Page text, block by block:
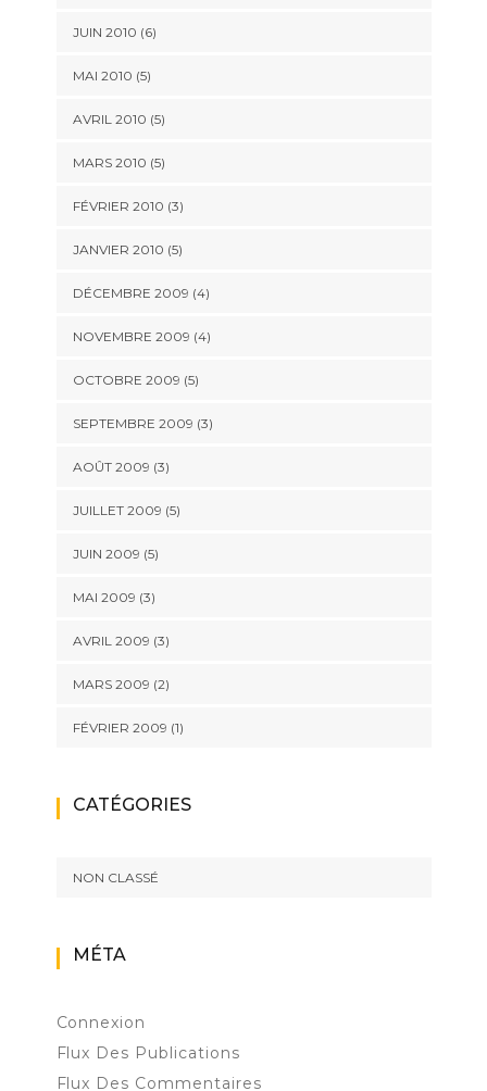
JUIN 2010 (6)
MAI 2010 (5)
AVRIL 2010 (5)
MARS 2010 (5)
FÉVRIER 2010 (3)
JANVIER 2010 (5)
DÉCEMBRE 2009 (4)
NOVEMBRE 2009 (4)
OCTOBRE 2009 (5)
SEPTEMBRE 2009 (3)
AOÛT 2009 (3)
JUILLET 2009 (5)
JUIN 2009 (5)
MAI 2009 (3)
AVRIL 2009 (3)
MARS 2009 (2)
FÉVRIER 2009 (1)
CATÉGORIES
NON CLASSÉ
MÉTA
Connexion
Flux Des Publications
Flux Des Commentaires